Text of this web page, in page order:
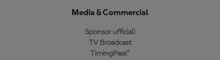
Media & Commercial
Sponsor ufficiali
TV Broadcast
TimingPass™